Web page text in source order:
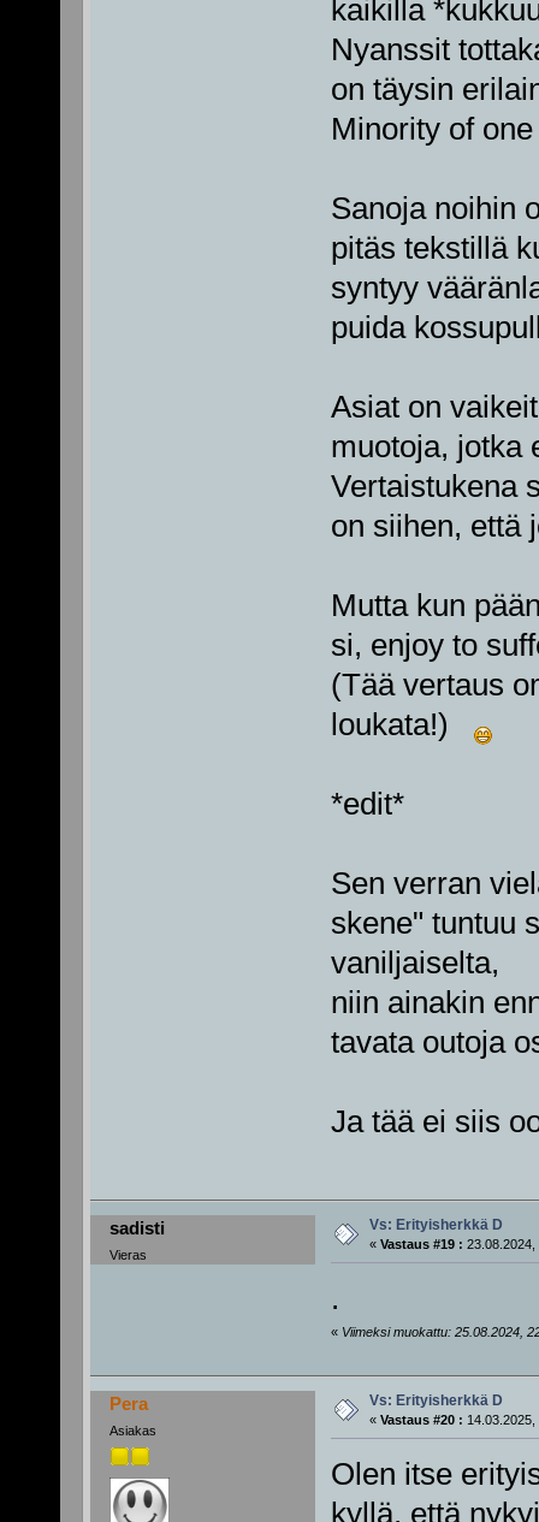
kaikilla
Nyanssit
on täysin
Minority of
Sanoja noihin
pitäs tekstillä
syntyy
puida
Asiat on
muotoja, jotka
Vertaistukena
on siihen, että
Mutta kun
si, enjoy to
(Tää vertaus
loukata!)
*edit*
Sen verran
skene" tuntuu
vaniljaiselta,
niin ainakin
tavata outoja
Ja tää ei siis
sadisti
Vieras
Vs: Erityisherkkä D
« Vastaus #19 : 23.08.2024,
.
« Viimeksi muokattu: 25.08.2024,
Pera
Asiakas
Vs: Erityisherkkä D
« Vastaus #20 : 14.03.2025,
Olen itse
kyllä, että